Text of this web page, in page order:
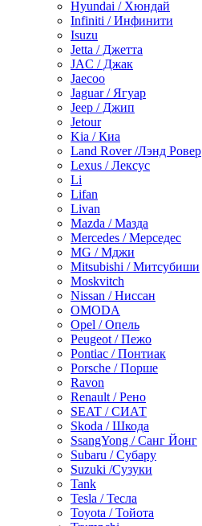
Hyundai / Хюндай
Infiniti / Инфинити
Isuzu
Jetta / Джетта
JAC / Джак
Jaecoo
Jaguar / Ягуар
Jeep / Джип
Jetour
Kia / Киа
Land Rover /Лэнд Ровер
Lexus / Лексус
Li
Lifan
Livan
Mazda / Мазда
Mercedes / Мерседес
MG / Мджи
Mitsubishi / Митсубиши
Moskvitch
Nissan / Ниссан
OMODA
Opel / Опель
Peugeot / Пежо
Pontiac / Понтиак
Porsche / Порше
Ravon
Renault / Рено
SEAT / СИАТ
Skoda / Шкода
SsangYong / Санг Йонг
Subaru / Субару
Suzuki /Сузуки
Tank
Tesla / Тесла
Toyota / Тойота